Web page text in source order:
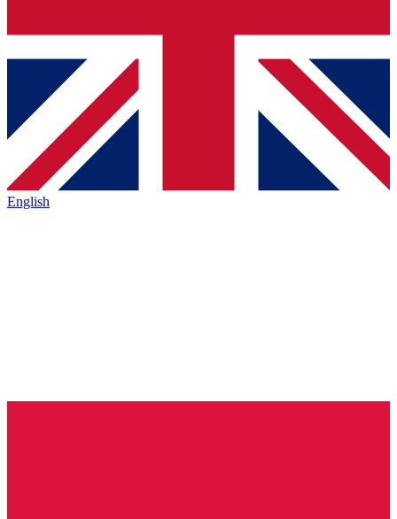
English